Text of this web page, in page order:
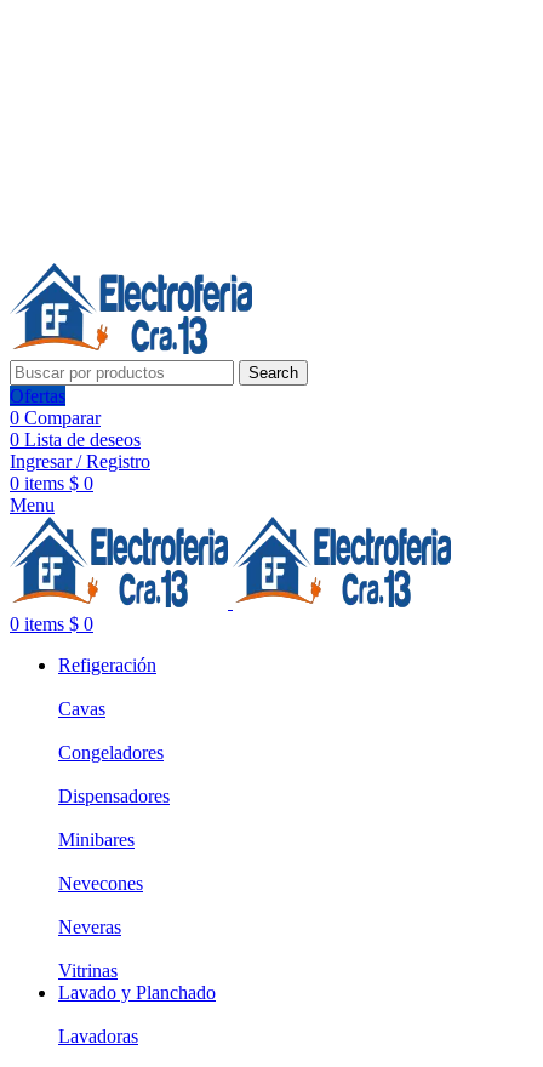
Search
Ofertas
0 Comparar
0 Lista de deseos
Ingresar / Registro
0 items $ 0
Menu
0 items $ 0
Refigeración
Cavas
Congeladores
Dispensadores
Minibares
Nevecones
Neveras
Vitrinas
Lavado y Planchado
Lavadoras